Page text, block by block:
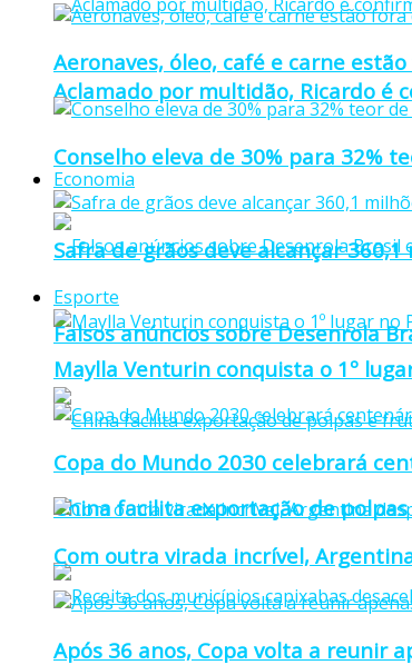
Aclamado por multidão, Ricardo é
Economia
Falsos anúncios sobre Desenrola
China facilita exportação de
Aeronaves, óleo, café e carne
Conselho eleva de 30% para 32%
Safra de grãos deve alcançar
Esporte
Maylla Venturin conquista o 1º
Copa do Mundo 2030 celebrará
Com outra virada incrível,
Após 36 anos, Copa volta a reunir